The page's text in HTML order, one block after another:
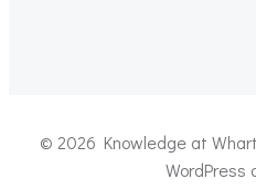
© 2026 Knowledge at
WordPress